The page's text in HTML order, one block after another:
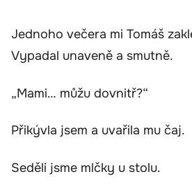
Jednoho večera mi Tomáš
Vypadal unaveně a smutně.
„Mami… můžu dovnitř?“
Přikývla jsem a uvařila mu čaj.
Seděli jsme mlčky u stolu.